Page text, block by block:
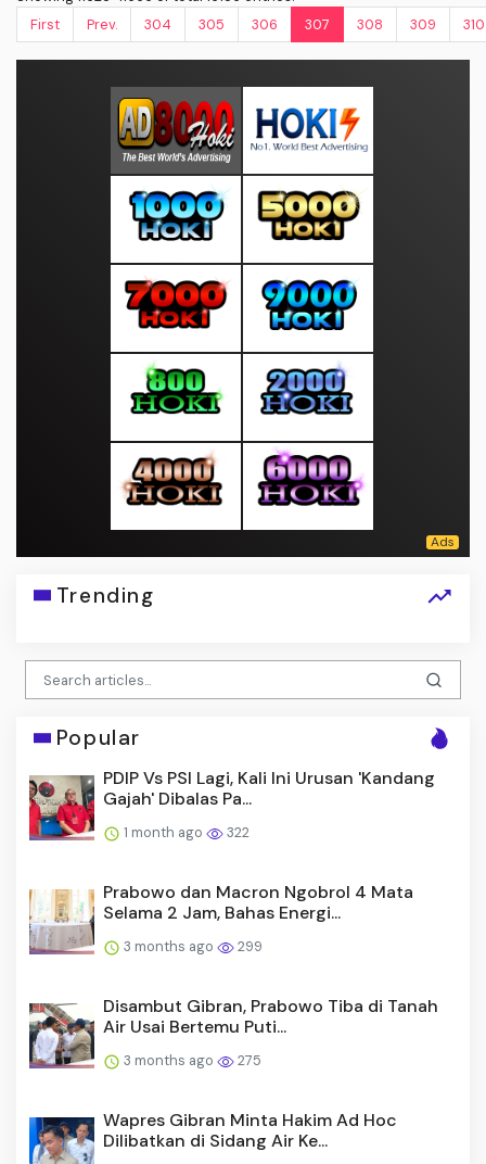
First
Prev. 304 305 306 307 308 309 310
Trending
Popular
PDIP Vs PSI Lagi, Kali Ini Urusan 'Kandang
Gajah' Dibalas Pa...
1 month ago 322
Prabowo dan Macron Ngobrol 4 Mata
Selama 2 Jam, Bahas Energi...
3 months ago 299
Disambut Gibran, Prabowo Tiba di Tanah
Air Usai Bertemu Puti...
3 months ago 275
Wapres Gibran Minta Hakim Ad Hoc
Dilibatkan di Sidang Air Ke...